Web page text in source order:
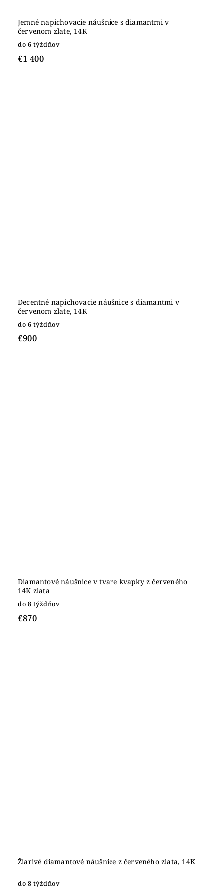
Jemné napichovacie náušnice s diamantmi v
červenom zlate, 14K
do 6 týždňov
€1 400
Decentné napichovacie náušnice s diamantmi v
červenom zlate, 14K
do 6 týždňov
€900
Diamantové náušnice v tvare kvapky z červeného
14K zlata
do 8 týždňov
€870
Žiarivé diamantové náušnice z červeného zlata, 14K
do 8 týždňov